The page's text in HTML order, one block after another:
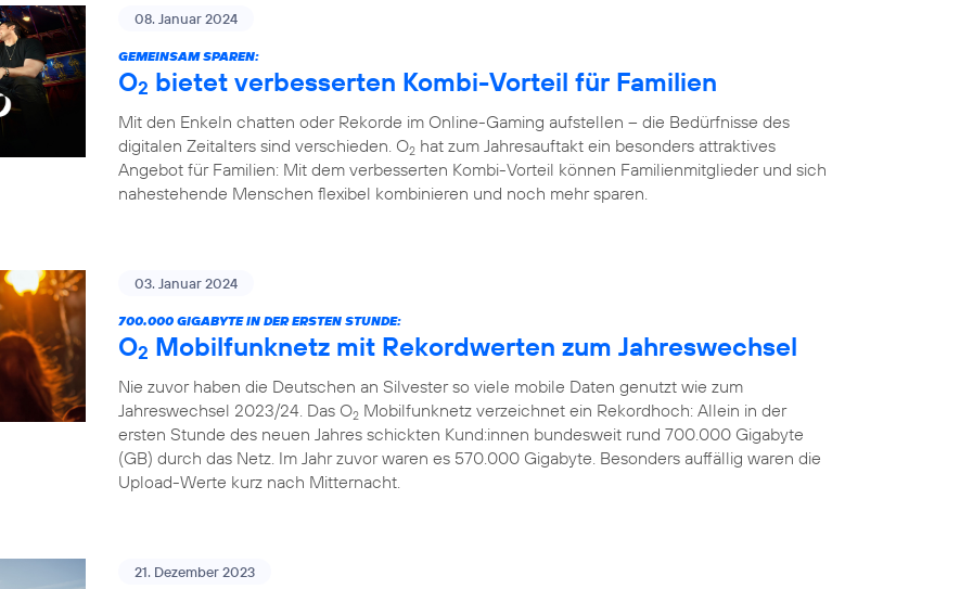
08. Januar 2024
GEMEINSAM SPAREN:
O2 bietet verbesserten Kombi-Vorteil für Familien
Mit den Enkeln chatten oder Rekorde im Online-Gaming aufstellen – die Bedürfnisse des
digitalen Zeitalters sind verschieden. O2 hat zum Jahresauftakt ein besonders attraktives
Angebot für Familien: Mit dem verbesserten Kombi-Vorteil können Familienmitglieder und sich
nahestehende Menschen flexibel kombinieren und noch mehr sparen.
03. Januar 2024
700.000 GIGABYTE IN DER ERSTEN STUNDE:
O2 Mobilfunknetz mit Rekordwerten zum Jahreswechsel
Nie zuvor haben die Deutschen an Silvester so viele mobile Daten genutzt wie zum
Jahreswechsel 2023/24. Das O2 Mobilfunknetz verzeichnet ein Rekordhoch: Allein in der
ersten Stunde des neuen Jahres schickten Kund:innen bundesweit rund 700.000 Gigabyte
(GB) durch das Netz. Im Jahr zuvor waren es 570.000 Gigabyte. Besonders auffällig waren die
Upload-Werte kurz nach Mitternacht.
21. Dezember 2023